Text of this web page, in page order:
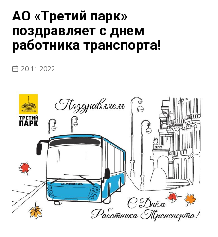
АО «Третий парк»
поздравляет с днем
работника транспорта!
20.11.2022